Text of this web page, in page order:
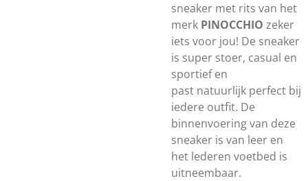
sneaker met rits van het
merk PINOCCHIO zeker
iets voor jou! De sneaker
is super stoer, casual en
sportief en
past natuurlijk perfect bij
iedere outfit. De
binnenvoering van deze
sneaker is van leer en
het lederen voetbed is
uitneembaar.